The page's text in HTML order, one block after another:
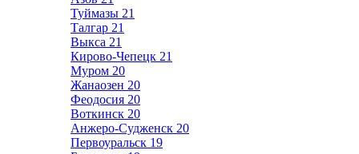
Туймазы 21
Талгар 21
Выкса 21
Кирово-Чепецк 21
Муром 20
Жанаозен 20
Феодосия 20
Воткинск 20
Анжеро-Судженск 20
Первоуральск 19